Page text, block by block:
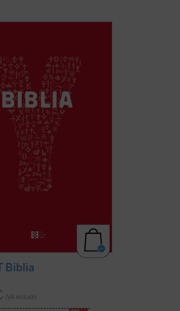
de textos del Antiguo y del
con la que se
momentos más importantes
de la salvación.
...
(ver ficha)
Biblia
IVA incluido